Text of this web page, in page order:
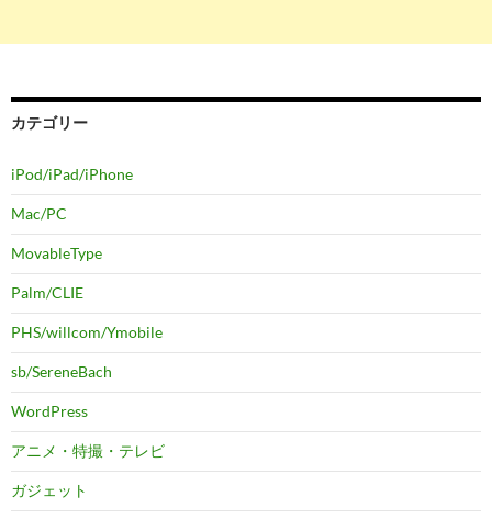
カテゴリー
iPod/iPad/iPhone
Mac/PC
MovableType
Palm/CLIE
PHS/willcom/Ymobile
sb/SereneBach
WordPress
アニメ・特撮・テレビ
ガジェット